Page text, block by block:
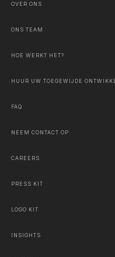
OVER ONS
ONS TEAM
HOE WERKT HET?
HUUR UW TOEGEWIJDE
FAQ
NEEM CONTACT OP
CAREERS
PRESS KIT
LOGO KIT
INSIGHTS